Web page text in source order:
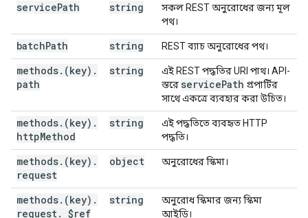
servicePath string
সকল REST অনুরোধের জন্য মূল
পথ।
batchPath string REST ব্যাচ অনুরোধের পথ।
methods. (key) .
path
string
এই REST পদ্ধতির URI পাথ। API-
স্তরে servicePath প্রপার্টির
সাথে একত্রে ব্যবহার করা উচিত।
methods. (key) .
httpMethod
string
এই পদ্ধতিতে ব্যবহৃত HTTP
পদ্ধতি।
methods. (key) .
request
object অনুরোধের স্কিমা।
methods. (key) .
request. $ref
string
অনুরোধ স্কিমার জন্য স্কিমা
আইডি।